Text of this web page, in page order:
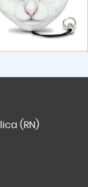
(RN)